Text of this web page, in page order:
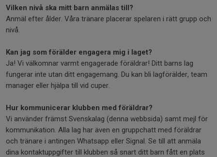
Vilken nivå ska mitt barn anmälas till?
Anmäl efter ålder. Våra tränare placerar spelaren i rätt grupp och
nivå.
Kan jag som förälder engagera mig i laget?
Ja! Vi välkomnar varmt engagerade föräldrar! Ditt barns lag
fungerar inte utan ditt engagemang. Du kan bli lagförälder, team
manager eller hjälpa till vid cuper.
Hur kommunicerar klubben med föräldrar?
Vi använder främst Svenskalag (denna webbsida) samt mejl för
kommunikation. Alla lag har även en gruppchatt med föräldrar
och tränare i antingen Whatsapp eller Signal. Se till att anmäla
dina kontaktuppgifter till klubben så snart ditt barn fått en plats